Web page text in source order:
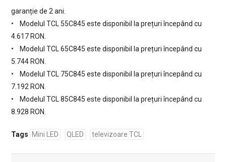
garanție de 2 ani.
• Modelul TCL 55C845 este disponibil la prețuri începând cu
4.617 RON.
• Modelul TCL 65C845 este disponibil la prețuri începând cu
5.744 RON.
• Modelul TCL 75C845 este disponibil la prețuri începând cu
7.192 RON.
• Modelul TCL 85C845 este disponibil la prețuri începând cu
8.928 RON.
Tags Mini LED QLED televizoare TCL